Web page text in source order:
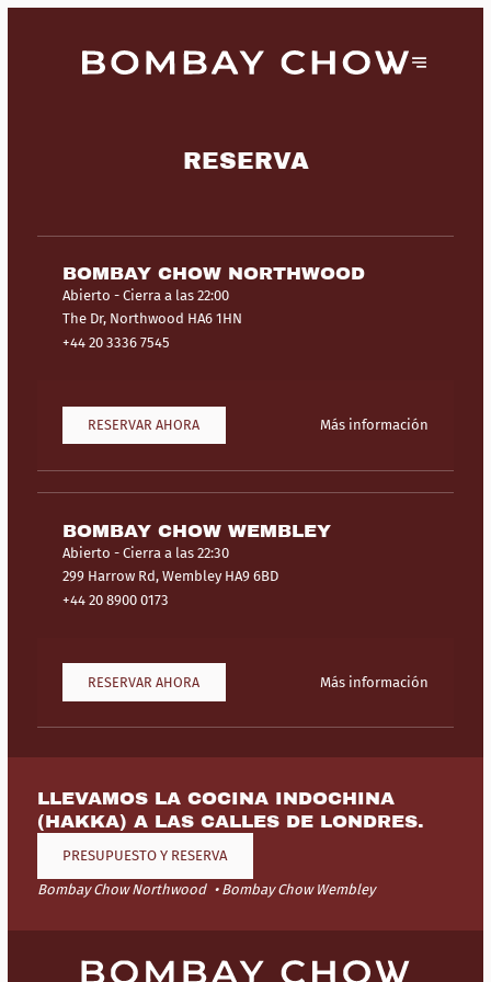
RESERVA
BOMBAY CHOW NORTHWOOD
Abierto - Cierra a las 22:00
The Dr, Northwood HA6 1HN
+44 20 3336 7545
RESERVAR AHORA Más información
BOMBAY CHOW WEMBLEY
Abierto - Cierra a las 22:30
299 Harrow Rd, Wembley HA9 6BD
+44 20 8900 0173
RESERVAR AHORA Más información
LLEVAMOS LA COCINA INDOCHINA
(HAKKA) A LAS CALLES DE LONDRES.
PRESUPUESTO Y RESERVA
Bombay Chow Northwood Bombay Chow Wembley